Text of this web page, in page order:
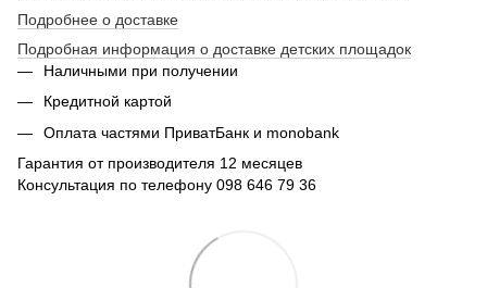
Подробнее о доставке
Подробная информация о доставке детских площадок
Наличными при получении
Кредитной картой
Оплата частями ПриватБанк и monobank
Гарантия от производителя 12 месяцев
Консультация по телефону 098 646 79 36